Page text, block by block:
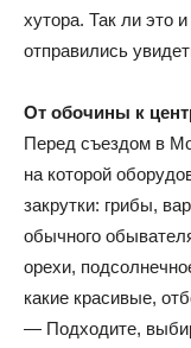
хутора. Так ли это
отправились
От обочины к
Перед съездом в
на которой
закрутки: грибы,
обычного
орехи,
какие красивые,
— Подходите,